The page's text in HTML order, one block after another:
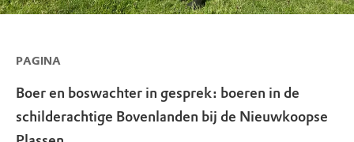
PAGINA
Boer en boswachter in gesprek: boeren in de
schilderachtige Bovenlanden bij de Nieuwkoopse